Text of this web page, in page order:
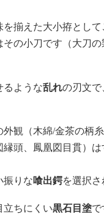
を揃えた大小拵とし
その小刀です（大刀
るような乱れの刃文
外観（木綿/金茶の柄
頭、鳳凰図目貫）は
振りな喰出鍔を選択さ
立ちにくい黒石目塗で